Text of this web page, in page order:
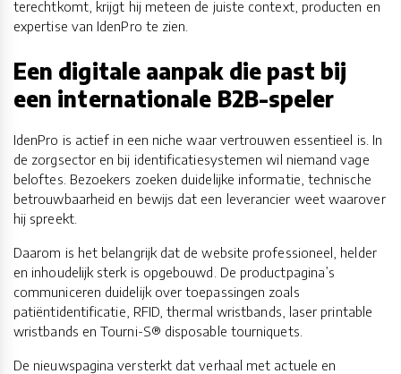
terechtkomt, krijgt hij meteen de juiste context, producten en
expertise van IdenPro te zien.
Een digitale aanpak die past bij
een internationale B2B-speler
IdenPro is actief in een niche waar vertrouwen essentieel is. In
de zorgsector en bij identificatiesystemen wil niemand vage
beloftes. Bezoekers zoeken duidelijke informatie, technische
betrouwbaarheid en bewijs dat een leverancier weet waarover
hij spreekt.
Daarom is het belangrijk dat de website professioneel, helder
en inhoudelijk sterk is opgebouwd. De productpagina’s
communiceren duidelijk over toepassingen zoals
patiëntidentificatie, RFID, thermal wristbands, laser printable
wristbands en Tourni-S® disposable tourniquets.
De nieuwspagina versterkt dat verhaal met actuele en